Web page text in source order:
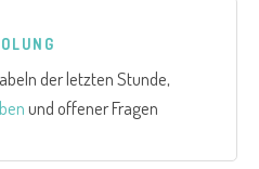
der letzten Stunde,
und offener Fragen